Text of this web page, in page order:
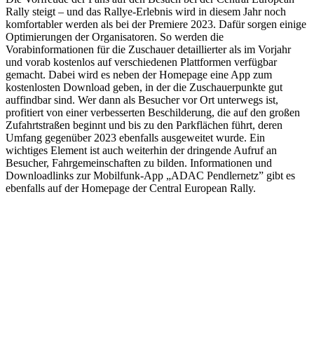
Rally steigt – und das Rallye-Erlebnis wird in diesem Jahr noch
komfortabler werden als bei der Premiere 2023. Dafür sorgen einige
Optimierungen der Organisatoren. So werden die
Vorabinformationen für die Zuschauer detaillierter als im Vorjahr
und vorab kostenlos auf verschiedenen Plattformen verfügbar
gemacht. Dabei wird es neben der Homepage eine App zum
kostenlosten Download geben, in der die Zuschauerpunkte gut
auffindbar sind. Wer dann als Besucher vor Ort unterwegs ist,
profitiert von einer verbesserten Beschilderung, die auf den großen
Zufahrtstraßen beginnt und bis zu den Parkflächen führt, deren
Umfang gegenüber 2023 ebenfalls ausgeweitet wurde. Ein
wichtiges Element ist auch weiterhin der dringende Aufruf an
Besucher, Fahrgemeinschaften zu bilden. Informationen und
Downloadlinks zur Mobilfunk-App „ADAC Pendlernetz” gibt es
ebenfalls auf der Homepage der Central European Rally.